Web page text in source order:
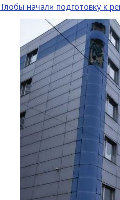
начали подготовку к